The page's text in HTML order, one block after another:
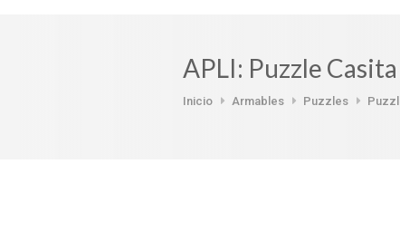
APLI: Puzzle
Inicio Armables Puzzles